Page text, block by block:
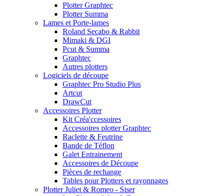
Plotter Graphtec
Plotter Summa
Lames et Porte-lames
Roland Secabo & Rabbit
Mimaki & DGI
Pcut & Summa
Graphtec
Autres plotters
Logiciels de découpe
Graphtec Pro Studio Plus
Artcut
DrawCut
Accessoires Plotter
Kit Créa'ccessoires
Accessoires plotter Graphtec
Raclette & Feutrine
Bande de Téflon
Galet Entrainement
Accessoires de Découpe
Pièces de rechange
Tables pour Plotters et rayonnages
Plotter Juliet & Romeo - Siser